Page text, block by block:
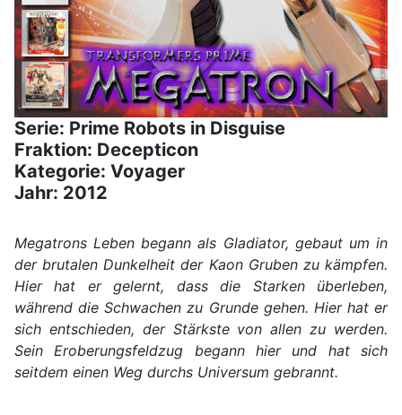
Serie: Prime Robots in Disguise
Fraktion: Decepticon
Kategorie: Voyager
Jahr: 2012
Megatrons Leben begann als Gladiator, gebaut um in
der brutalen Dunkelheit der Kaon Gruben zu kämpfen.
Hier hat er gelernt, dass die Starken überleben,
während die Schwachen zu Grunde gehen. Hier hat er
sich entschieden, der Stärkste von allen zu werden.
Sein Eroberungsfeldzug begann hier und hat sich
seitdem einen Weg durchs Universum gebrannt.